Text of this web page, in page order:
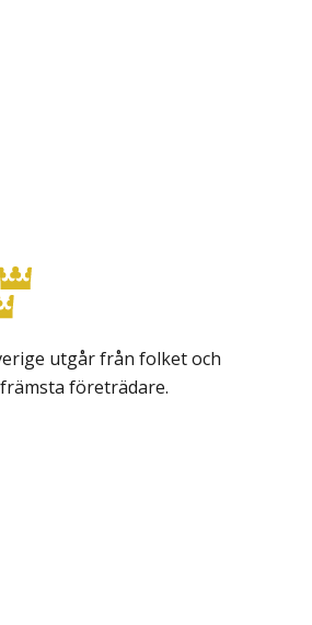
utgår från folket och
företrädare.